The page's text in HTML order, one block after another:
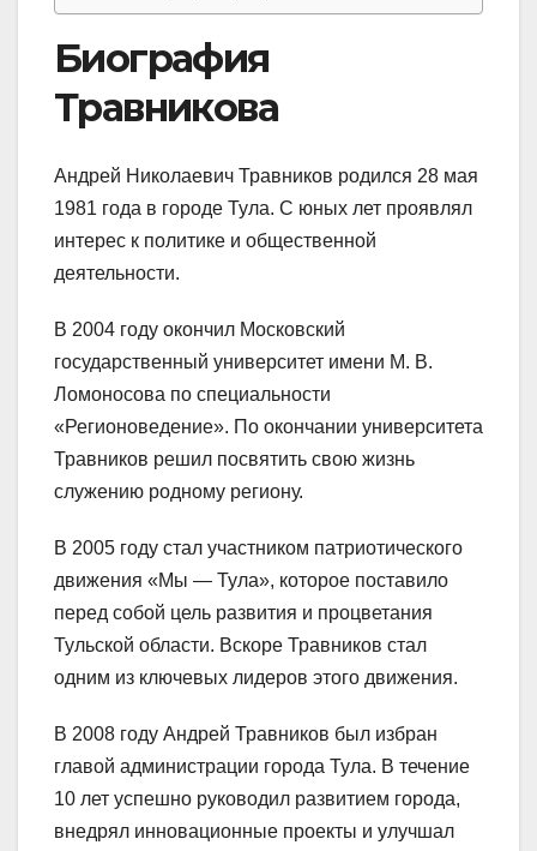
Биография
Травникова
Андрей Николаевич Травников родился 28 мая
1981 года в городе Тула. С юных лет проявлял
интерес к политике и общественной
деятельности.
В 2004 году окончил Московский
государственный университет имени М. В.
Ломоносова по специальности
«Регионоведение». По окончании университета
Травников решил посвятить свою жизнь
служению родному региону.
В 2005 году стал участником патриотического
движения «Мы — Тула», которое поставило
перед собой цель развития и процветания
Тульской области. Вскоре Травников стал
одним из ключевых лидеров этого движения.
В 2008 году Андрей Травников был избран
главой администрации города Тула. В течение
10 лет успешно руководил развитием города,
внедрял инновационные проекты и улучшал